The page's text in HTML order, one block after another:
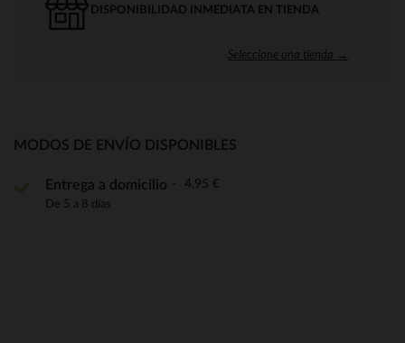
DISPONIBILIDAD INMEDIATA EN TIENDA
Seleccione una tienda →
MODOS DE ENVÍO DISPONIBLES
Entrega a domicilio 4,95 €
De 5 a 8 días